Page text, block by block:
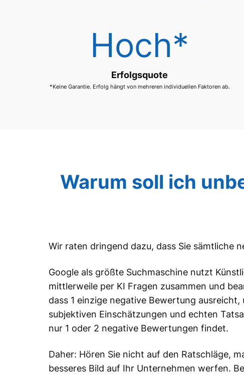
Hoch*
Erfolgsquote
*Keine Garantie. Erfolg hängt von mehreren individuellen Faktoren ab.
Warum soll ich
Wir raten dringend dazu, dass Sie sämtliche
Google als größte Suchmaschine nutzt
mittlerweile per KI Fragen zusammen und
dass 1 einzige negative Bewertung
subjektiven Einschätzungen und echten
nur 1 oder 2 negative Bewertungen findet.
Daher: Hören Sie nicht auf den Ratschläge,
besseres Bild auf Ihr Unternehmen werfen.